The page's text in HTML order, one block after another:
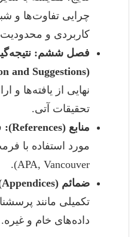
چرایی تفاوت‌ها و
کاربردی و
فصل ششم:
(Conclusion and Suggestions):
نهایی از یافته‌ها و
تحقیقات آتی.
منابع (References):
مورد استفاده با
APA, Vancouver).
ضمائم (Appendices):
تکمیلی مانند
داده‌های خام و غیره.